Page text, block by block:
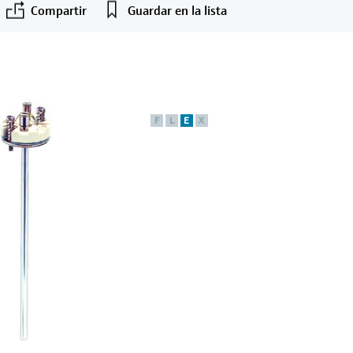
Compartir Guardar en la lista
F L E X